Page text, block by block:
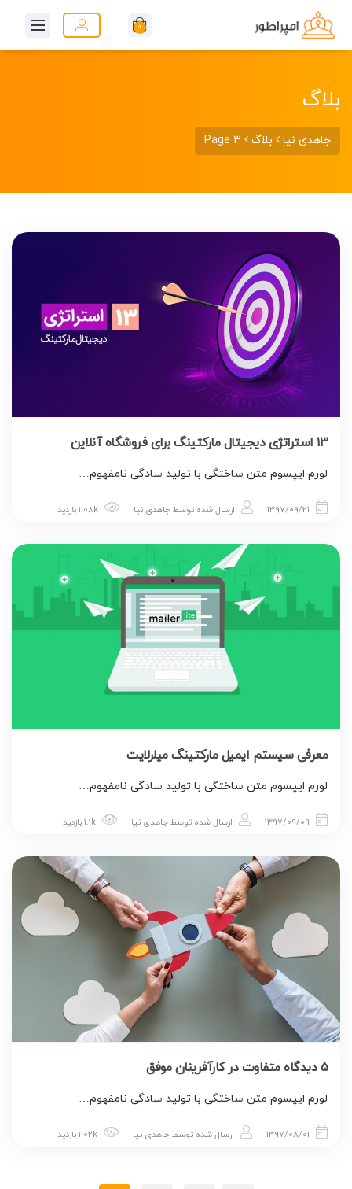
0
بلاگ
جاهدی نیا بلاگ Page 3
13 استراتژی دیجیتال مارکتینگ برای فروشگاه آنلاین
لورم ایپسوم متن ساختگی با تولید سادگی نامفهوم…
1397/09/21 ارسال شده توسطجاهدی نیا
معرفی سیستم ایمیل مارکتینگ میلرلایت
لورم ایپسوم متن ساختگی با تولید سادگی نامفهوم…
1397/09/09 ارسال شده توسطجاهدی نیا
5 دیدگاه متفاوت در کارآفرینان موفق
لورم ایپسوم متن ساختگی با تولید سادگی نامفهوم…
1397/08/01 ارسال شده توسطجاهدی نیا